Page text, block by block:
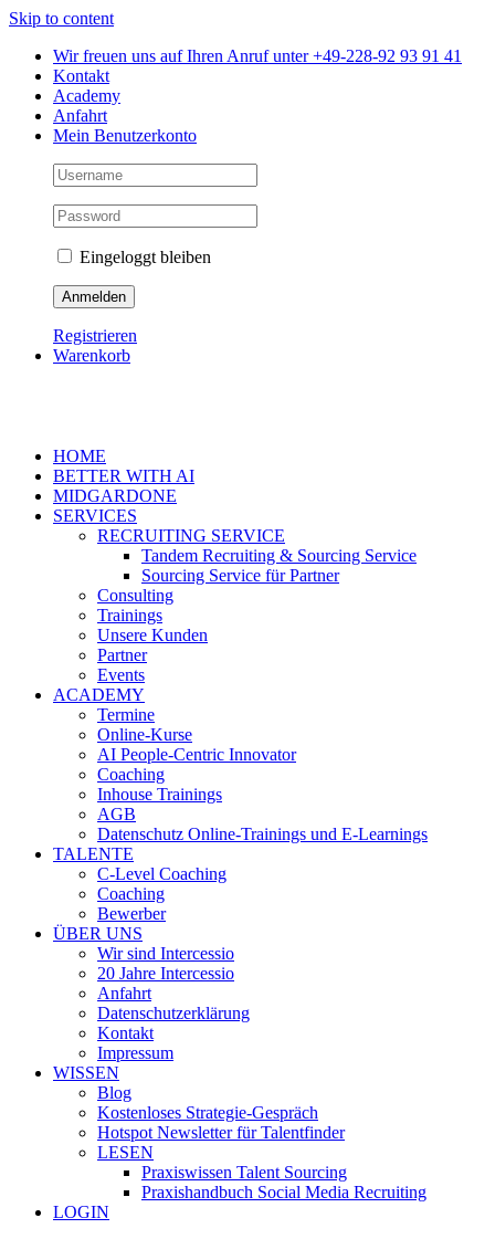
Skip to content
Wir freuen uns auf Ihren Anruf unter +49-228-92 93 91 41
Kontakt
Academy
Anfahrt
Mein Benutzerkonto
Eingeloggt bleiben
Registrieren
Warenkorb
HOME
BETTER WITH AI
MIDGARDONE
SERVICES
RECRUITING SERVICE
Tandem Recruiting & Sourcing Service
Sourcing Service für Partner
Consulting
Trainings
Unsere Kunden
Partner
Events
ACADEMY
Termine
Online-Kurse
AI People-Centric Innovator
Coaching
Inhouse Trainings
AGB
Datenschutz Online-Trainings und E-Learnings
TALENTE
C-Level Coaching
Coaching
Bewerber
ÜBER UNS
Wir sind Intercessio
20 Jahre Intercessio
Anfahrt
Datenschutzerklärung
Kontakt
Impressum
WISSEN
Blog
Kostenloses Strategie-Gespräch
Hotspot Newsletter für Talentfinder
LESEN
Praxiswissen Talent Sourcing
Praxishandbuch Social Media Recruiting
LOGIN